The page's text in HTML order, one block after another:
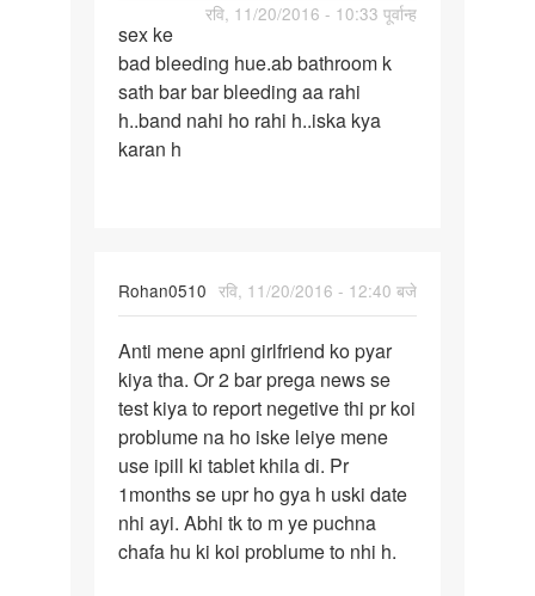
रवि, 11/20/2016 - 10:33 पूर्वान्ह
sex
ke
bad
bleeding
hue.ab
sex ke
bad bleeding hue.ab bathroom k
sath bar bar bleeding aa rahi
h..band nahi ho rahi h..iska kya
karan h
Rohan0510 रवि, 11/20/2016 - 12:40 बजे
Anti
mene
apni
girlfriend
ko
Anti mene apni girlfriend ko pyar
kiya tha. Or 2 bar prega news se
test kiya to report negetive thi pr koi
problume na ho iske leiye mene
use ipill ki tablet khila di. Pr
1months se upr ho gya h uski date
nhi ayi. Abhi tk to m ye puchna
chafa hu ki koi problume to nhi h.